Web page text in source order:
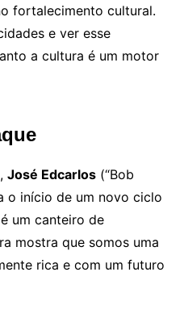
fortalecimento cultural.
e ver esse
a cultura é um motor
José Edcarlos(“Bob
o início de um novo ciclo
um canteiro de
mostra que somos uma
rica e com um futuro